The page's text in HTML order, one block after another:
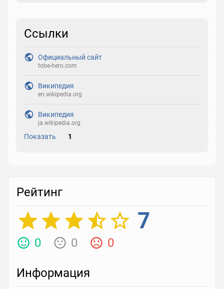
Ссылки
Официальный сайт
tobe-hero.com
Википедия
en.wikipedia.org
Википедия
ja.wikipedia.org
Показать 1
Рейтинг
7
0 0 0
Информация